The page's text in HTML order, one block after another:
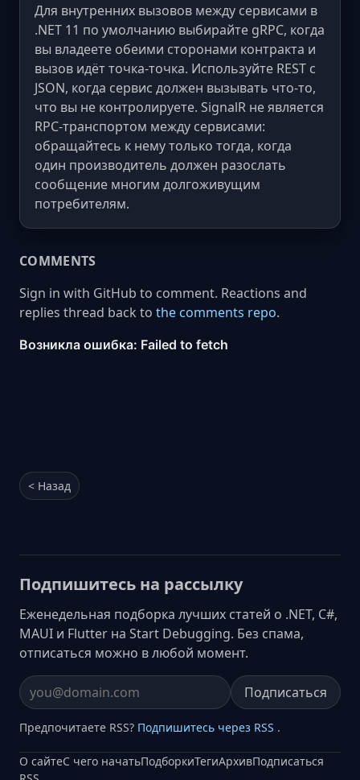
Для внутренних вызовов между сервисами в
.NET 11 по умолчанию выбирайте gRPC, когда
вы владеете обеими сторонами контракта и
вызов идёт точка-точка. Используйте REST с
JSON, когда сервис должен вызывать что-то,
что вы не контролируете. SignalR не является
RPC-транспортом между сервисами:
обращайтесь к нему только тогда, когда
один производитель должен разослать
сообщение многим долгоживущим
потребителям.
COMMENTS
Sign in with GitHub to comment. Reactions and
replies thread back to the comments repo.
< Назад
Подпишитесь на рассылку
Еженедельная подборка лучших статей о .NET, C#,
MAUI и Flutter на Start Debugging. Без спама,
отписаться можно в любой момент.
Email address Подписаться
Предпочитаете RSS? Подпишитесь через RSS .
О сайтеС чего начатьПодборкиТегиАрхивПодписаться